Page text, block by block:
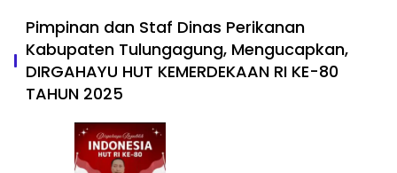
Pimpinan dan Staf Dinas Perikanan
Kabupaten Tulungagung, Mengucapkan,
DIRGAHAYU HUT KEMERDEKAAN RI KE-80
TAHUN 2025